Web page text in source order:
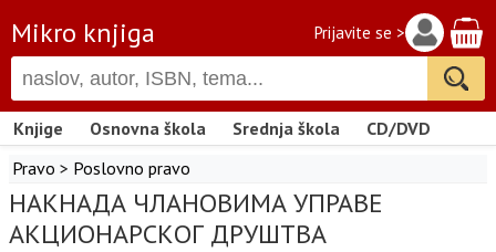
Mikro knjiga Prijavite se >
Knjige Osnovna škola Srednja škola
CD/DVD
Pravo > Poslovno pravo
НАКНАДА ЧЛАНОВИМА УПРАВЕ
АКЦИОНАРСКОГ ДРУШТВА